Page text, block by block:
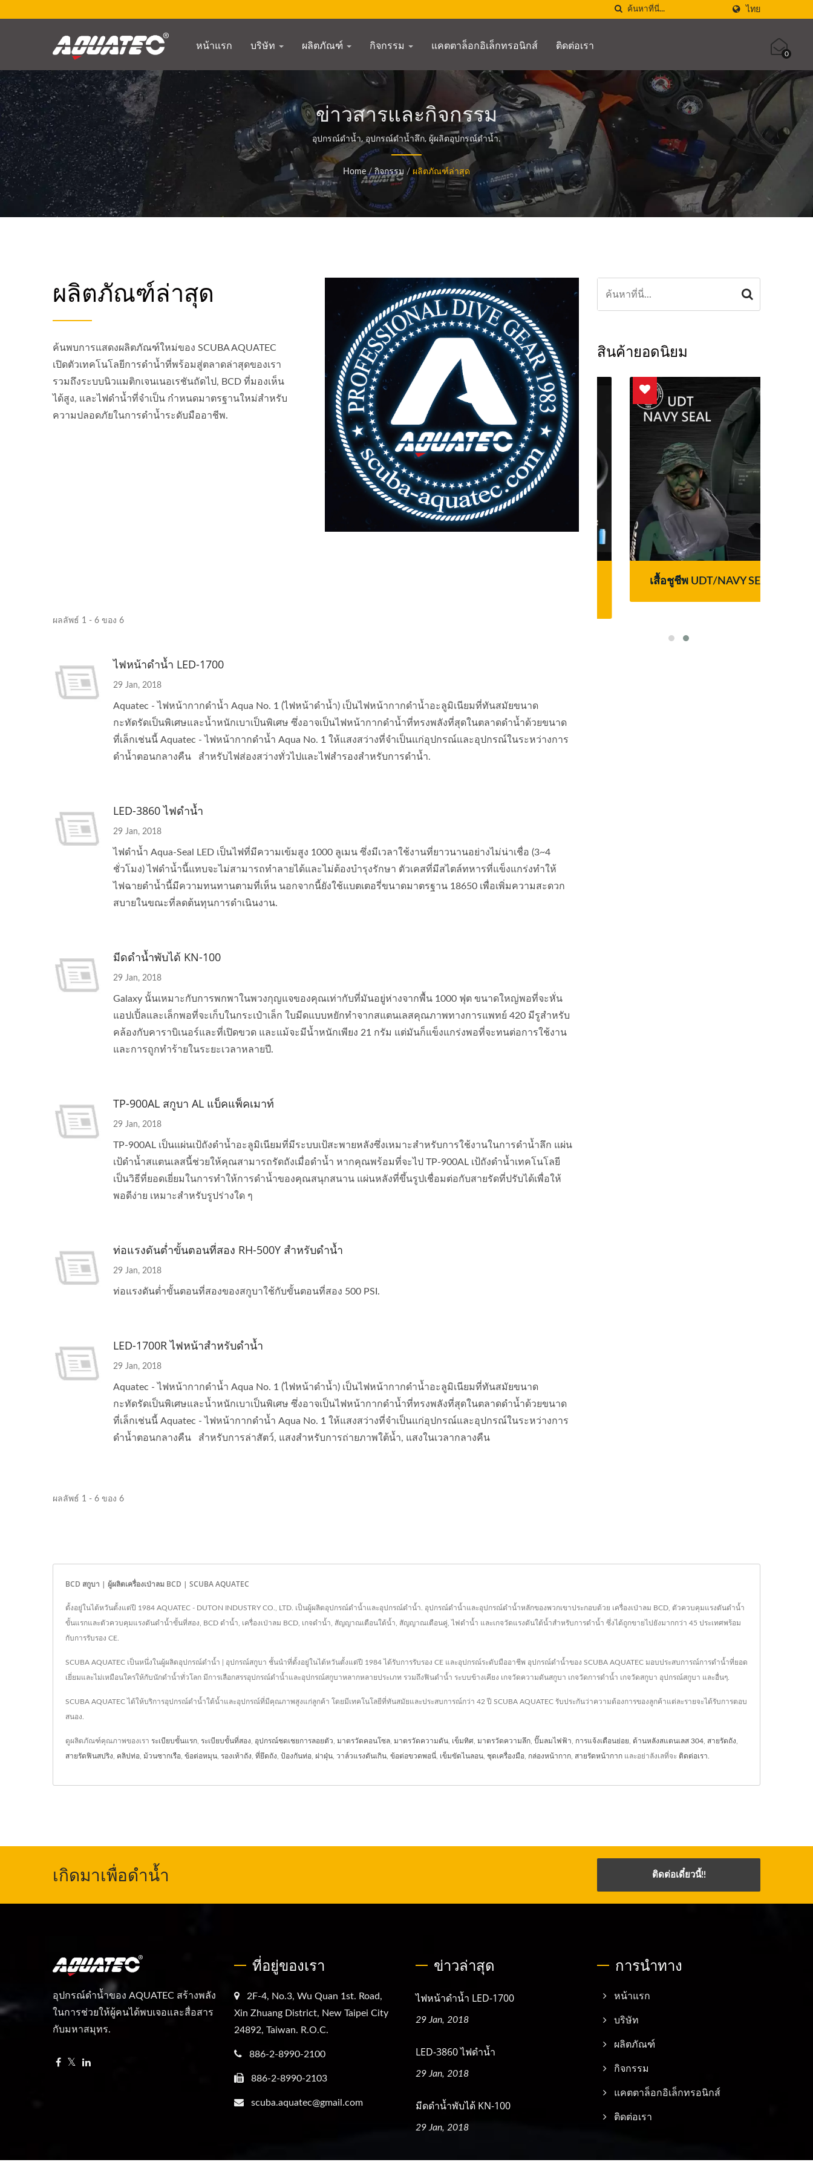
ไทย
หน้าแรก บริษัท ผลิตภัณฑ์ กิจกรรม แคตตาล็อกอิเล็กทรอนิกส์ ติดต่อเรา
0
ข่าวสารและกิจกรรม
อุปกรณ์ดำน้ำ, อุปกรณ์ดำน้ำลึก, ผู้ผลิตอุปกรณ์ดำน้ำ.
Home / กิจกรรม / ผลิตภัณฑ์ล่าสุด
ผลิตภัณฑ์ล่าสุด
ค้นพบการแสดงผลิตภัณฑ์ใหม่ของ SCUBA AQUATEC
เปิดตัวเทคโนโลยีการดำน้ำที่พร้อมสู่ตลาดล่าสุดของเรา
รวมถึงระบบนิวแมติกเจนเนอเรชันถัดไป, BCD ที่มองเห็น
ได้สูง, และไฟดำน้ำที่จำเป็น กำหนดมาตรฐานใหม่สำหรับ
ความปลอดภัยในการดำน้ำระดับมืออาชีพ.
ผลลัพธ์ 1 - 6 ของ 6
ไฟหน้าดำน้ำ LED-1700
29 Jan, 2018
Aquatec - ไฟหน้ากากดำน้ำ Aqua No. 1 (ไฟหน้าดำน้ำ) เป็นไฟหน้ากากดำน้ำอะลูมิเนียมที่ทันสมัยขนาด
กะทัดรัดเป็นพิเศษและน้ำหนักเบาเป็นพิเศษ ซึ่งอาจเป็นไฟหน้ากากดำน้ำที่ทรงพลังที่สุดในตลาดดำน้ำด้วยขนาด
ที่เล็กเช่นนี้ Aquatec - ไฟหน้ากากดำน้ำ Aqua No. 1 ให้แสงสว่างที่จำเป็นแก่อุปกรณ์และอุปกรณ์ในระหว่างการ
ดำน้ำตอนกลางคืน สำหรับไฟส่องสว่างทั่วไปและไฟสำรองสำหรับการดำน้ำ.
LED-3860 ไฟดำน้ำ
29 Jan, 2018
ไฟดำน้ำ Aqua-Seal LED เป็นไฟที่มีความเข้มสูง 1000 ลูเมน ซึ่งมีเวลาใช้งานที่ยาวนานอย่างไม่น่าเชื่อ (3~4
ชั่วโมง) ไฟดำน้ำนี้แทบจะไม่สามารถทำลายได้และไม่ต้องบำรุงรักษา ตัวเคสที่มีสไตล์ทหารที่แข็งแกร่งทำให้
ไฟฉายดำน้ำนี้มีความทนทานตามที่เห็น นอกจากนี้ยังใช้แบตเตอรี่ขนาดมาตรฐาน 18650 เพื่อเพิ่มความสะดวก
สบายในขณะที่ลดต้นทุนการดำเนินงาน.
มีดดำน้ำพับได้ KN-100
29 Jan, 2018
Galaxy นั้นเหมาะกับการพกพาในพวงกุญแจของคุณเท่ากับที่มันอยู่ห่างจากพื้น 1000 ฟุต ขนาดใหญ่พอที่จะหั่น
แอปเปิ้ลและเล็กพอที่จะเก็บในกระเป๋าเล็ก ใบมีดแบบหยักทำจากสแตนเลสคุณภาพทางการแพทย์ 420 มีรูสำหรับ
คล้องกับคาราบิเนอร์และที่เปิดขวด และแม้จะมีน้ำหนักเพียง 21 กรัม แต่มันก็แข็งแกร่งพอที่จะทนต่อการใช้งาน
และการถูกทำร้ายในระยะเวลาหลายปี.
TP-900AL สกูบา AL แบ็คแพ็คเมาท์
29 Jan, 2018
TP-900AL เป็นแผ่นเป้ถังดำน้ำอะลูมิเนียมที่มีระบบเป้สะพายหลังซึ่งเหมาะสำหรับการใช้งานในการดำน้ำลึก แผ่น
เป้ดำน้ำสแตนเลสนี้ช่วยให้คุณสามารถรัดถังเมื่อดำน้ำ หากคุณพร้อมที่จะไป TP-900AL เป้ถังดำน้ำเทคโนโลยี
เป็นวิธีที่ยอดเยี่ยมในการทำให้การดำน้ำของคุณสนุกสนาน แผ่นหลังที่ขึ้นรูปเชื่อมต่อกับสายรัดที่ปรับได้เพื่อให้
พอดีง่าย เหมาะสำหรับรูปร่างใด ๆ
ท่อแรงดันต่ำขั้นตอนที่สอง RH-500Y สำหรับดำน้ำ
29 Jan, 2018
ท่อแรงดันต่ำขั้นตอนที่สองของสกูบาใช้กับขั้นตอนที่สอง 500 PSI.
LED-1700R ไฟหน้าสำหรับดำน้ำ
29 Jan, 2018
Aquatec - ไฟหน้ากากดำน้ำ Aqua No. 1 (ไฟหน้าดำน้ำ) เป็นไฟหน้ากากดำน้ำอะลูมิเนียมที่ทันสมัยขนาด
กะทัดรัดเป็นพิเศษและน้ำหนักเบาเป็นพิเศษ ซึ่งอาจเป็นไฟหน้ากากดำน้ำที่ทรงพลังที่สุดในตลาดดำน้ำด้วยขนาด
ที่เล็กเช่นนี้ Aquatec - ไฟหน้ากากดำน้ำ Aqua No. 1 ให้แสงสว่างที่จำเป็นแก่อุปกรณ์และอุปกรณ์ในระหว่างการ
ดำน้ำตอนกลางคืน สำหรับการล่าสัตว์, แสงสำหรับการถ่ายภาพใต้น้ำ, แสงในเวลากลางคืน
ผลลัพธ์ 1 - 6 ของ 6
สินค้ายอดนิยม
เสื้อชูชีพ UDT/NAVY SEAL
BCD สกูบา | ผู้ผลิตเครื่องเป่าลม BCD | SCUBA AQUATEC
ตั้งอยู่ในไต้หวันตั้งแต่ปี 1984 AQUATEC - DUTON INDUSTRY CO., LTD. เป็นผู้ผลิตอุปกรณ์ดำน้ำและอุปกรณ์ดำน้ำ. อุปกรณ์ดำน้ำและอุปกรณ์ดำน้ำหลักของพวกเขาประกอบด้วย เครื่องเป่าลม BCD, ตัวควบคุมแรงดันดำน้ำ
ขั้นแรกและตัวควบคุมแรงดันดำน้ำขั้นที่สอง, BCD ดำน้ำ, เครื่องเป่าลม BCD, เกจดำน้ำ, สัญญาณเตือนใต้น้ำ, สัญญาณเตือนคู่, ไฟดำน้ำ และเกจวัดแรงดันใต้น้ำสำหรับการดำน้ำ ซึ่งได้ถูกขายไปยังมากกว่า 45 ประเทศพร้อม
กับการรับรอง CE.
SCUBA AQUATEC เป็นหนึ่งในผู้ผลิตอุปกรณ์ดำน้ำ | อุปกรณ์สกูบา ชั้นนำที่ตั้งอยู่ในไต้หวันตั้งแต่ปี 1984 ได้รับการรับรอง CE และอุปกรณ์ระดับมืออาชีพ อุปกรณ์ดำน้ำของ SCUBA AQUATEC มอบประสบการณ์การดำน้ำที่ยอด
เยี่ยมและไม่เหมือนใครให้กับนักดำน้ำทั่วโลก มีการเลือกสรรอุปกรณ์ดำน้ำและอุปกรณ์สกูบาหลากหลายประเภท รวมถึงฟินดำน้ำ ระบบข้างเคียง เกจวัดความดันสกูบา เกจวัดการดำน้ำ เกจวัดสกูบา อุปกรณ์สกูบา และอื่นๆ.
SCUBA AQUATEC ได้ให้บริการอุปกรณ์ดำน้ำใต้น้ำและอุปกรณ์ที่มีคุณภาพสูงแก่ลูกค้า โดยมีเทคโนโลยีที่ทันสมัยและประสบการณ์กว่า 42 ปี SCUBA AQUATEC รับประกันว่าความต้องการของลูกค้าแต่ละรายจะได้รับการตอบ
สนอง.
ดูผลิตภัณฑ์คุณภาพของเรา ระเบียบขั้นแรก ระเบียบขั้นที่สอง อุปกรณ์ชดเชยการลอยตัว มาตรวัดคอนโซล มาตรวัดความดัน เข็มทิศ มาตรวัดความลึก ปั๊มลมไฟฟ้า การแจ้งเตือนย่อย ด้านหลังสแตนเลส 304 สายรัดถัง
สายรัดฟินสปริง คลิปท่อ ม้วนซากเรือ ข้อต่อหมุน รองเท้าถัง ที่ยึดถัง ป้องกันท่อ ฝาฝุ่น วาล์วแรงดันเกิน ข้อต่อขวดพอนี่ เข็มขัดไนลอน ชุดเครื่องมือ กล่องหน้ากาก สายรัดหน้ากาก และอย่าลังเลที่จะ ติดต่อเรา
เกิดมาเพื่อดำน้ำ ติดต่อเดี๋ยวนี้!!
อุปกรณ์ดำน้ำของ AQUATEC สร้างพลัง
ในการช่วยให้ผู้คนได้พบเจอและสื่อสาร
กับมหาสมุทร.
ที่อยู่ของเรา
2F-4, No.3, Wu Quan 1st. Road,
Xin Zhuang District, New Taipei City
24892, Taiwan. R.O.C.
886-2-8990-2100
886-2-8990-2103
scuba.aquatec@gmail.com
ข่าวล่าสุด
ไฟหน้าดำน้ำ LED-1700
29 Jan, 2018
LED-3860 ไฟดำน้ำ
29 Jan, 2018
มีดดำน้ำพับได้ KN-100
29 Jan, 2018
การนำทาง
หน้าแรก
บริษัท
ผลิตภัณฑ์
กิจกรรม
แคตตาล็อกอิเล็กทรอนิกส์
ติดต่อเรา